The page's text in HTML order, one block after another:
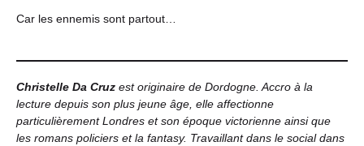
Car les ennemis sont partout…
Christelle Da Cruz est originaire de Dordogne. Accro à la
lecture depuis son plus jeune âge, elle affectionne
particulièrement Londres et son époque victorienne ainsi que
les romans policiers et la fantasy. Travaillant dans le social dans